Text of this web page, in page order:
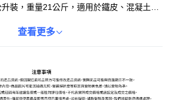
裝，重量21公斤，適用於鐵皮、混凝土、
同時有效節省能源，降低空調用電量。無
查看更多